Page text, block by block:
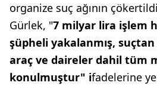
organize suç ağının
Gürlek, "7 milyar lira işlem
şüpheli yakalanmış,
araç ve daireler dahil tüm
konulmuştur" ifadelerine